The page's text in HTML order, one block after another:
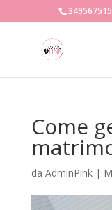
Come
da AdminPink|